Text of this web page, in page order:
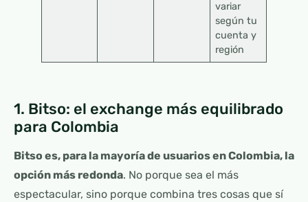
variar
según tu
cuenta y
región
1. Bitso: el exchange más equilibrado
para Colombia
Bitso es, para la mayoría de usuarios en Colombia, la
opción más redonda. No porque sea el más
espectacular, sino porque combina tres cosas que sí